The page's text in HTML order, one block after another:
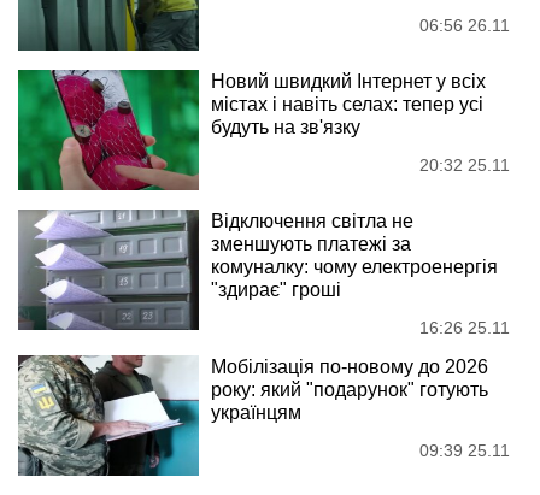
06:56 26.11
Новий швидкий Інтернет у всіх
містах і навіть селах: тепер усі
будуть на зв'язку
20:32 25.11
Відключення світла не
зменшують платежі за
комуналку: чому електроенергія
"здирає" гроші
16:26 25.11
Мобілізація по-новому до 2026
року: який "подарунок" готують
українцям
09:39 25.11